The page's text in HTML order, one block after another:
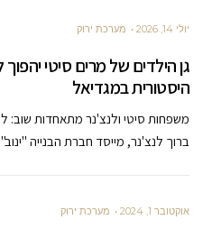
יולי 14, 2026 מערכת ירוק
גן הילדים של מרים סיטי
היסטורית במגדיאל
משפחות סיטי ולנצ'נר מתאחדות שוב:
ברוך לנצ'נר, מייסד חברת הבנייה
אוקטובר 1, 2024 מערכת ירוק